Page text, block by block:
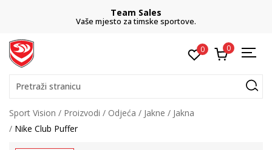
Team Sales
Vaše mjesto za timske sportove.
0 0
Pretraži stranicu
Sport Vision Proizvodi Odjeća Jakne
Jakna
Nike Club Puffer